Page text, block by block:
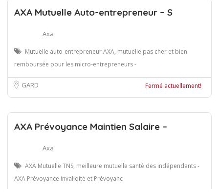
AXA Mutuelle Auto-entrepreneur – S
Axa
Mutuelle auto-entrepreneur AXA, mutuelle pas cher et bien
remboursée pour les micro-entrepreneurs -
GARD Fermé actuellement!
AXA Prévoyance Maintien Salaire –
Axa
AXA Mutuelle TNS, meilleure mutuelle santé des indépendants -
AXA Prévoyance invalidité et Prévoyanc